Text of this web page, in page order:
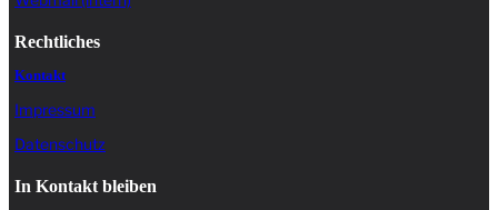
Rechtliches
Kontakt
Impressum
Datenschutz
In Kontakt bleiben